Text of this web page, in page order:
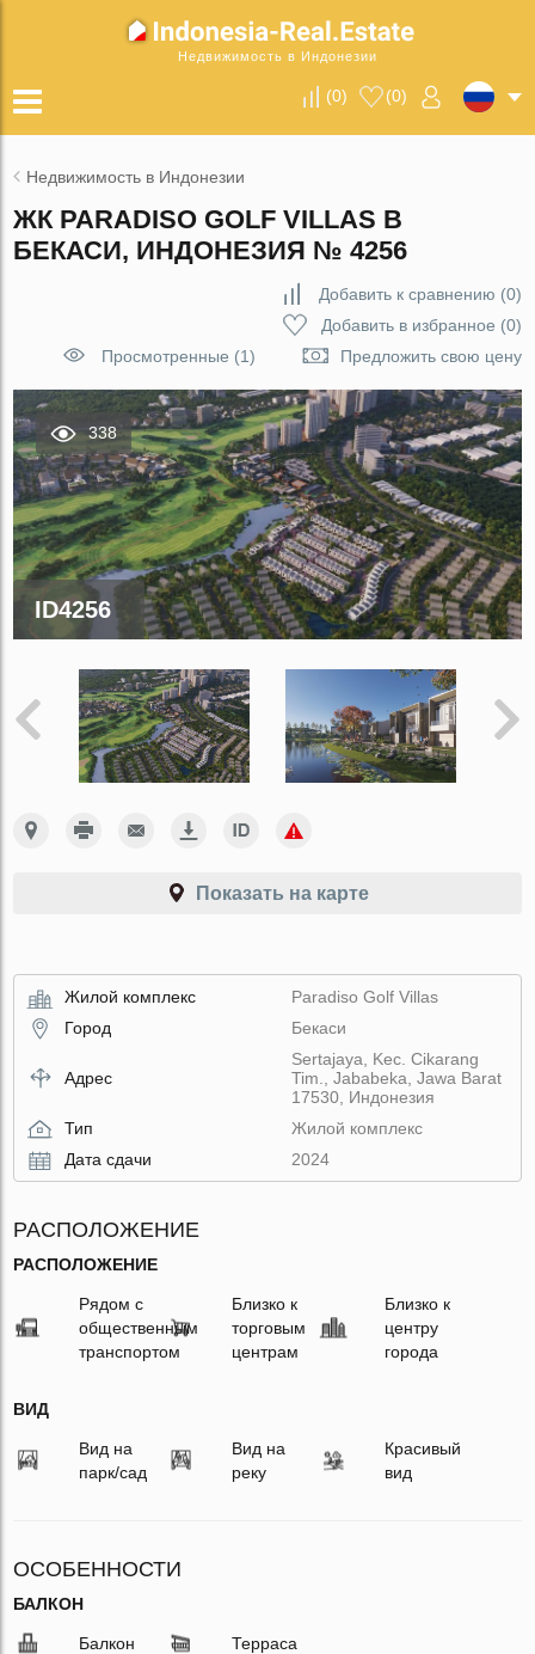
Недвижимость в Индонезии
(0) (0)
Недвижимость в Индонезии
ЖК PARADISO GOLF VILLAS В
БЕКАСИ, ИНДОНЕЗИЯ № 4256
Добавить к сравнению (0)
Добавить в избранное (0)
Просмотренные (1)
Предложить свою цену
338
ID4256
Показать на карте
Жилой комплекс
Paradiso Golf Villas
Город
Бекаси
Адрес
Sertajaya, Kec. Cikarang
Tim., Jababeka, Jawa Barat
17530, Индонезия
Тип
Жилой комплекс
Дата сдачи
2024
РАСПОЛОЖЕНИЕ
РАСПОЛОЖЕНИЕ
Рядом с
общественным
транспортом
Близко к
торговым
центрам
Близко к
центру
города
ВИД
Вид на
парк/сад
Вид на
реку
Красивый
вид
ОСОБЕННОСТИ
БАЛКОН
Балкон Терраса